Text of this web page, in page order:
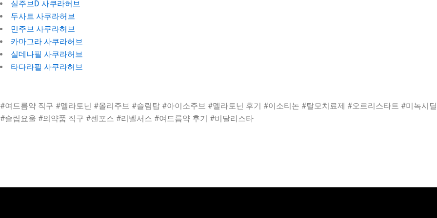
실주브D 사쿠라허브
두사트 사쿠라허브
민주브 사쿠라허브
카마그라 사쿠라허브
실데나필 사쿠라허브
타다라필 사쿠라허브
#여드름약 직구 #멜라토닌 #올리주브 #슬림탑 #아이소주브 #멜라토닌 후기 #이소티논 #탈모치료제 #오르리스타트 #미녹시
#슬립요울 #의약품 직구 #센포스 #리벨서스 #여드름약 후기 #비달리스타